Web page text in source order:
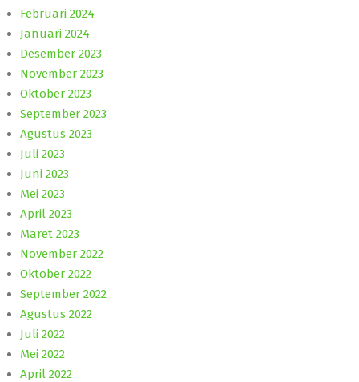
Februari 2024
Januari 2024
Desember 2023
November 2023
Oktober 2023
September 2023
Agustus 2023
Juli 2023
Juni 2023
Mei 2023
April 2023
Maret 2023
November 2022
Oktober 2022
September 2022
Agustus 2022
Juli 2022
Mei 2022
April 2022